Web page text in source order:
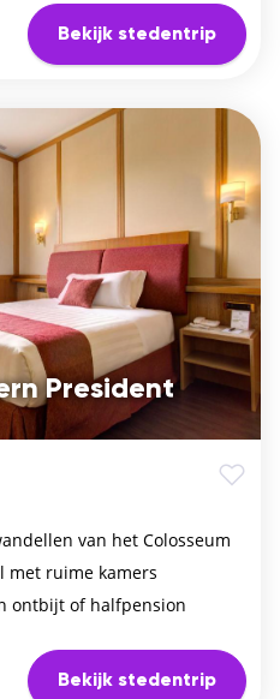
Bekijk stedentrip
President
van het Colosseum
met ruime kamers
ontbijt of halfpension
Bekijk stedentrip